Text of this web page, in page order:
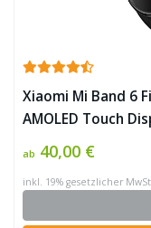
Xiaomi Mi Band 6
AMOLED Touch
tracking, Schlaf-
Akkulaufzeit,
ab 40,00 €
inkl. 19% gesetzlicher